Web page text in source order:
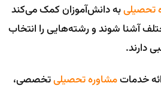
تحصیلیبه دانش‌آموزان کمک می‌کند
آشنا شوند و رشته‌هایی را انتخاب
دارند.
خدماتمشاوره تحصیلیتخصصی،